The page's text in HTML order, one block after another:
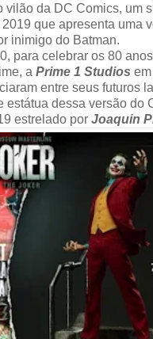
vilão da DC Comics, um
que apresenta uma
inimigo do Batman.
para celebrar os 80
a Prime 1 Studios
entre seus futuros
estátua dessa versão do
estrelado por Joaquin